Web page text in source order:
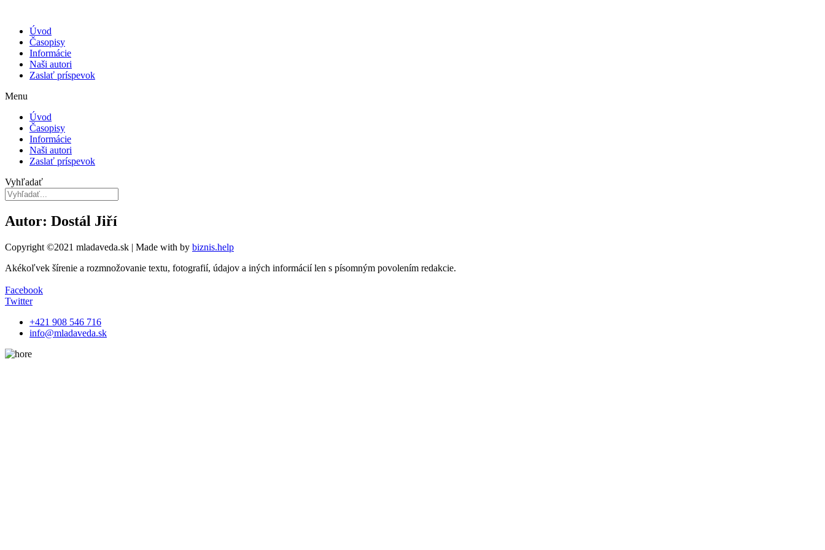
Úvod
Časopisy
Informácie
Naši autori
Zaslať príspevok
Menu
Úvod
Časopisy
Informácie
Naši autori
Zaslať príspevok
Vyhľadať
Autor: Dostál Jiří
Copyright ©2021 mladaveda.sk | Made with by biznis.help
Akékoľvek šírenie a rozmnožovanie textu, fotografií, údajov a iných informácií len s písomným povolením redakcie.
Facebook
Twitter
+421 908 546 716
info@mladaveda.sk